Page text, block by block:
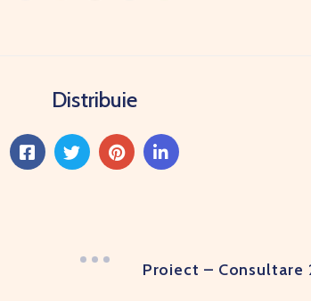
Distribuie
Proiect – Consultare